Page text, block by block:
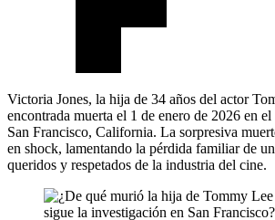
Victoria Jones, la hija de 34 años del actor
encontrada muerta el 1 de enero de 2026 en
San Francisco, California. La sorpresiva
en shock, lamentando la pérdida familiar de
queridos y respetados de la industria del cine.